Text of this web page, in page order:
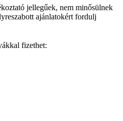
jellegűek, nem minősülnek
ajánlatokért fordulj
fizethet: